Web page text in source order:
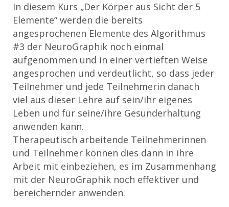
In diesem Kurs „Der Körper aus Sicht der 5
Elemente“ werden die bereits
angesprochenen Elemente des Algorithmus
#3 der NeuroGraphik noch einmal
aufgenommen und in einer vertieften Weise
angesprochen und verdeutlicht, so dass jeder
Teilnehmer und jede Teilnehmerin danach
viel aus dieser Lehre auf sein/ihr eigenes
Leben und für seine/ihre Gesunderhaltung
anwenden kann.
Therapeutisch arbeitende Teilnehmerinnen
und Teilnehmer können dies dann in ihre
Arbeit mit einbeziehen, es im Zusammenhang
mit der NeuroGraphik noch effektiver und
bereichernder anwenden.